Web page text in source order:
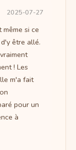
2025-07-27
même si ce
être allé.
! Les
m'a fait
pour un
à